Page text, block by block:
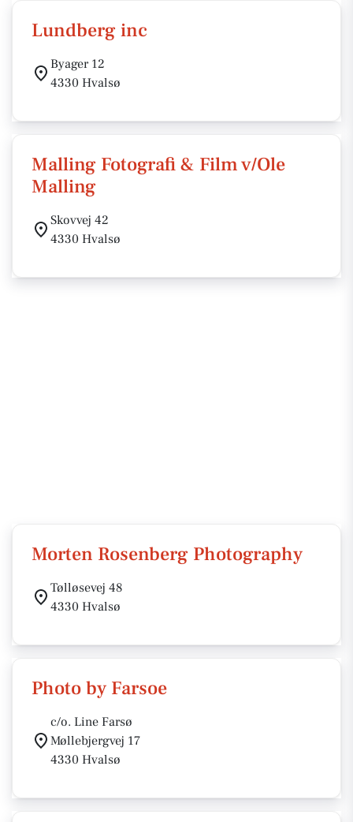
Lundberg inc
Byager 12
4330 Hvalsø
Malling Fotografi & Film v/Ole
Malling
Skovvej 42
4330 Hvalsø
Morten Rosenberg Photography
Tølløsevej 48
4330 Hvalsø
Photo by Farsoe
c/o. Line Farsø
Møllebjergvej 17
4330 Hvalsø